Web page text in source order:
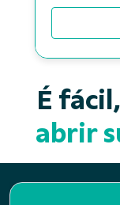
É
abrir